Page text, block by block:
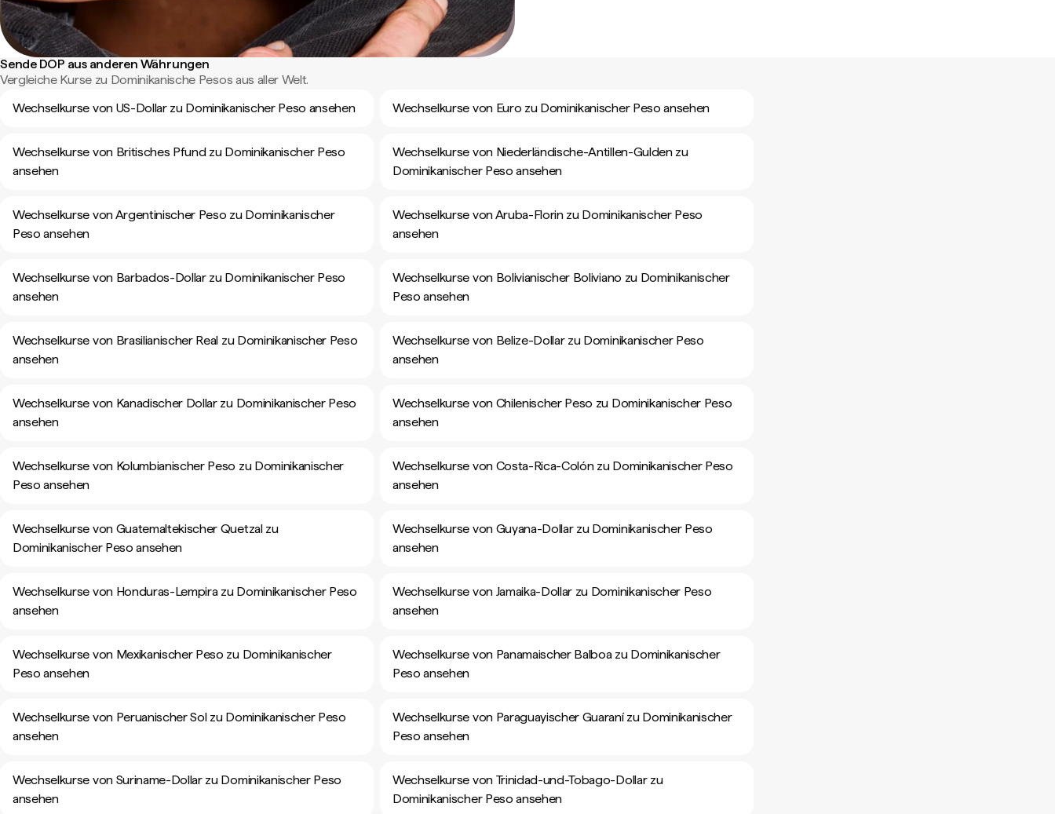
Sende DOP aus anderen Währungen
Vergleiche Kurse zu Dominikanische Pesos aus aller Welt.
Wechselkurse von US-Dollar zu Dominikanischer Peso ansehen
Wechselkurse von Euro zu Dominikanischer Peso ansehen
Wechselkurse von Britisches Pfund zu Dominikanischer Peso
ansehen
Wechselkurse von Niederländische-Antillen-Gulden zu
Dominikanischer Peso ansehen
Wechselkurse von Argentinischer Peso zu Dominikanischer
Peso ansehen
Wechselkurse von Aruba-Florin zu Dominikanischer Peso
ansehen
Wechselkurse von Barbados-Dollar zu Dominikanischer Peso
ansehen
Wechselkurse von Bolivianischer Boliviano zu Dominikanischer
Peso ansehen
Wechselkurse von Brasilianischer Real zu Dominikanischer Peso
ansehen
Wechselkurse von Belize-Dollar zu Dominikanischer Peso
ansehen
Wechselkurse von Kanadischer Dollar zu Dominikanischer Peso
ansehen
Wechselkurse von Chilenischer Peso zu Dominikanischer Peso
ansehen
Wechselkurse von Kolumbianischer Peso zu Dominikanischer
Peso ansehen
Wechselkurse von Costa-Rica-Colón zu Dominikanischer Peso
ansehen
Wechselkurse von Guatemaltekischer Quetzal zu
Dominikanischer Peso ansehen
Wechselkurse von Guyana-Dollar zu Dominikanischer Peso
ansehen
Wechselkurse von Honduras-Lempira zu Dominikanischer Peso
ansehen
Wechselkurse von Jamaika-Dollar zu Dominikanischer Peso
ansehen
Wechselkurse von Mexikanischer Peso zu Dominikanischer
Peso ansehen
Wechselkurse von Panamaischer Balboa zu Dominikanischer
Peso ansehen
Wechselkurse von Peruanischer Sol zu Dominikanischer Peso
ansehen
Wechselkurse von Paraguayischer Guaraní zu Dominikanischer
Peso ansehen
Wechselkurse von Suriname-Dollar zu Dominikanischer Peso
ansehen
Wechselkurse von Trinidad-und-Tobago-Dollar zu
Dominikanischer Peso ansehen